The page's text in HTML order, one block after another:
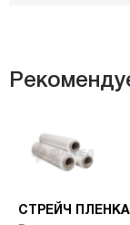
СТРЕЙЧ ПЛЕНКА